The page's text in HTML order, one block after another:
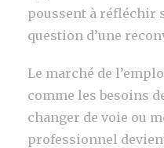
poussent à réfléchir
question d’une
Le marché de
comme les besoins
changer de voie ou
professionnel